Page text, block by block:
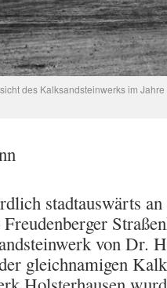
des Kalksandsteinwerks im
stadtauswärts
von Dr.
gleichnamigen